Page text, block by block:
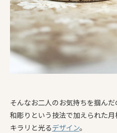
そんなお二人のお気持ちを掴んだ
和彫りという技法で加えられた月
キラリと光るデザイン。